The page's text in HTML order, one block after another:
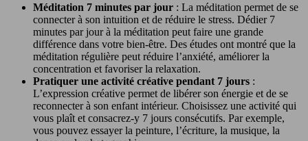
Méditation 7 minutes par jour : La méditation permet de se
connecter à son intuition et de réduire le stress. Dédier 7
minutes par jour à la méditation peut faire une grande
différence dans votre bien-être. Des études ont montré que la
méditation régulière peut réduire l’anxiété, améliorer la
concentration et favoriser la relaxation.
Pratiquer une activité créative pendant 7 jours :
L’expression créative permet de libérer son énergie et de se
reconnecter à son enfant intérieur. Choisissez une activité qui
vous plaît et consacrez-y 7 jours consécutifs. Par exemple,
vous pouvez essayer la peinture, l’écriture, la musique, la